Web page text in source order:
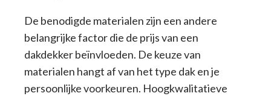
De benodigde materialen zijn een andere
belangrijke factor die de prijs van een
dakdekker beïnvloeden. De keuze van
materialen hangt af van het type dak en je
persoonlijke voorkeuren. Hoogkwalitatieve